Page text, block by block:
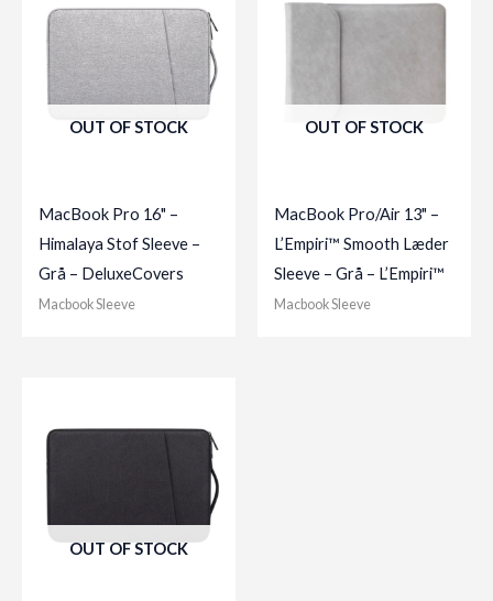
OUT OF STOCK
MacBook Pro 16" –
Himalaya Stof Sleeve –
Grå – DeluxeCovers
Macbook Sleeve
OUT OF STOCK
MacBook Pro/Air 13" –
L’Empiri™ Smooth Læder
Sleeve – Grå – L’Empiri™
Macbook Sleeve
OUT OF STOCK